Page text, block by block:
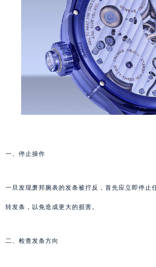
一、停止操作
一旦发现萧邦腕表的发条被拧反，首先应立即停止
转发条，以免造成更大的损害。
二、检查发条方向